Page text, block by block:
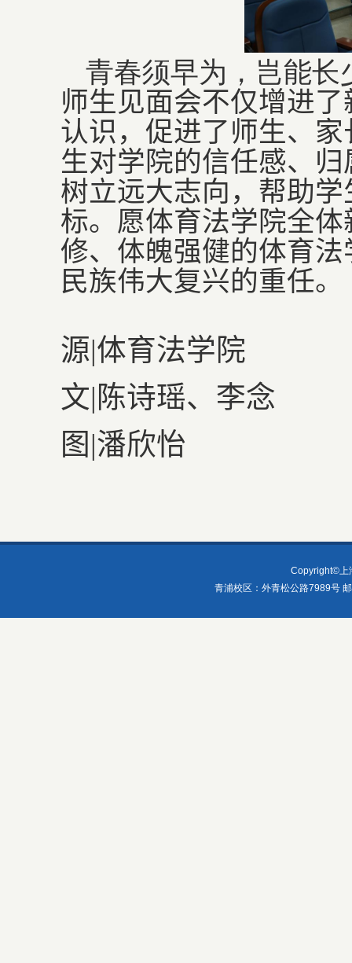
青春须早为，岂能长
师生见面会不仅增进
认识，促进了师生、
生对学院的信任感、
树立远大志向，帮助
标。愿体育法学院全
修、体魄强健的体育
民族伟大复兴的重任。
源|体育法学院
文|陈诗瑶、李念
图|潘欣怡
Copyright©
青浦校区：外青松公路7989号